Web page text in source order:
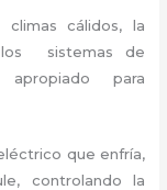
cálidos, la
sistemas de
apropiado para
que enfría,
controlando la